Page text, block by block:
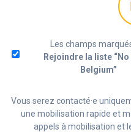
Les champs
Rejoindre la liste “No
Belgium”
Vous serez contacté·e
une mobilisation rapide et
appels à mobilisation et